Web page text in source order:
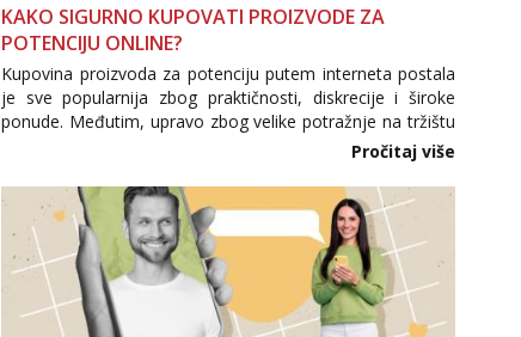
KAKO SIGURNO KUPOVATI PROIZVODE ZA
POTENCIJU ONLINE?
Kupovina proizvoda za potenciju putem interneta postala
je sve popularnija zbog praktičnosti, diskrecije i široke
ponude. Međutim, upravo zbog velike potražnje na tržištu
se pojavljuju i brojni krivotvoreni proizvodi, nepouzdane
internetske trgovine te proizvodi nepoznatog podrijetla. ...
Pročitaj više